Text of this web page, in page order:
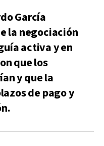
García
la negociación
activa y en
que los
y que la
de pago y